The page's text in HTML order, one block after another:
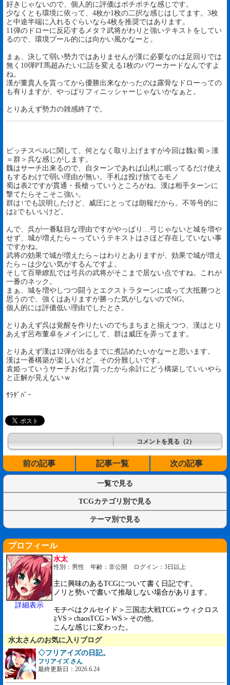
好きじゃないので、個人的に評価はボチボチな感じです。
少なくとも環境に依って、4枚か1枚の二択な感じはしてます。3枚
と中途半端に入れるぐらいなら4枚を推奨ではあります。
11弾のドローに反応するメタ？武将がわりと強いテキストをしてい
るので、環境プール的には向かい風かなーと。
まぁ、決して弱い勢力ではありませんが漢に必要なのは足回りでは
無く10弾PT馬超みたいに話を変える1枚のパワーカードなんですよ
ね。
漢が董貴人を貰ってから優勝出来なかったのは露骨なドローっての
も有りますが、やっぱりフィニッシャーじゃないかなぁと。
とりあえず勢力の雑感終了で。
ピッチスペルに関して、何となく取り上げますが今回は魏≧蜀＞漢
＝群＞呉な感じがします。
魏はサーチ出来るので、自ターンであれば山札に眠ってるだけ使え
もするわけで弱い理由が無い。手札は投げ捨てるモノ
蜀は表2ですが貫通・長槍っていうところがね。漢は相手ターンに
撃てたらそこそこ強い。
群は↑でも説明したけど、威圧にとっては朗報だから。不等号的に
は≧でもいいけど。
んで、呉が一番駄目な理由ですがやっぱり…弓じゃないと城を増や
せず、城が増えたら～っていうテキストはさほど存在していない事
ですかね。
武将の効果で城が増えたら～はわりとありますが、効果で城が増え
たら～は少ない気がするんですよ。
そして百華繚乱では弓兵の武将がそこまで居ない点ですね。これが
一番のネック。
まぁ、城を増やしつつ闘うとエクストラターンに成って大抵勝つと
思うので、強くはありますが勝った気がしないのでNG。
個人的には評価低い理由でしたとさ。
とりあえず呉は覚醒を作りたいのでちまちまと揃えつつ、漢はとり
あえず呂布董卓をメインにして、群は威圧を弄ってます。
とりあえず漢は12弾が出るまでに煮詰めたいかなーと思います。
漢は一番構築が楽しいけど、その分難しいです。
袁姫っていうサーチお化け貰ったから余計にどう構築していいやら
と正解が見えないｗ
ｻﾗﾀﾞﾊﾞｰ
コメントを見る（2）
前の記事 記事一覧 次の記事
一覧で見る
TCGカテゴリ別で見る
テーマ別で見る
プロフィール
詳細表示
水太
性別：男性 年齢：非公開 ログイン：3日以上
主に興味のあるTCGについて書く日記です。
ノリと勢いで書いて推敲しない場合があります。
モチベはクルセイド＞三国志大戦TCG＝ウィクロス
≧VS＞chaosTCG＞WS＞その他。
こんな感じに変わった。
水太さんのお気に入りブログ
◇フリアイズの日記。
フリアイズ さん
最終更新日：2026.6.24